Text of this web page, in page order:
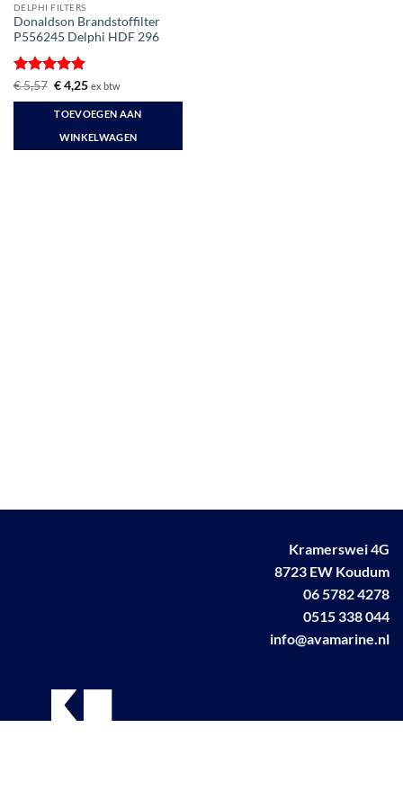
DELPHI FILTERS
Donaldson Brandstoffilter
P556245 Delphi HDF 296
Gewaardeerd
5uit 5
€5,57 Oorspronkelijke
prijs
was:
€ 5,57.
€4,25Huidige
is:
€ 4,25.
ex btw
TOEVOEGEN AAN
WINKELWAGEN
Kramerswei 4G
8723 EW Koudum
06 5782 4278
0515 338 044
info@avamarine.nl